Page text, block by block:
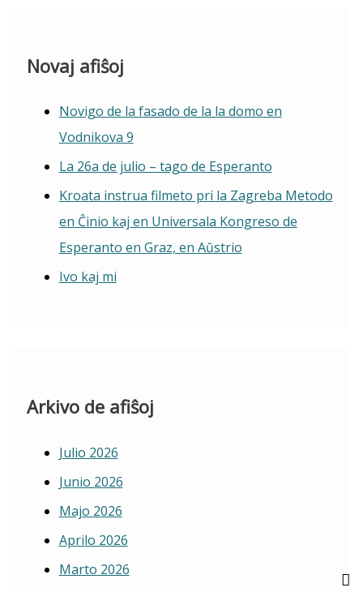
Novaj afiŝoj
Novigo de la fasado de la la domo en
Vodnikova 9
La 26a de julio – tago de Esperanto
Kroata instrua filmeto pri la Zagreba Metodo
en Ĉinio kaj en Universala Kongreso de
Esperanto en Graz, en Aŭstrio
Ivo kaj mi
Arkivo de afiŝoj
Julio 2026
Junio 2026
Majo 2026
Aprilo 2026
Marto 2026